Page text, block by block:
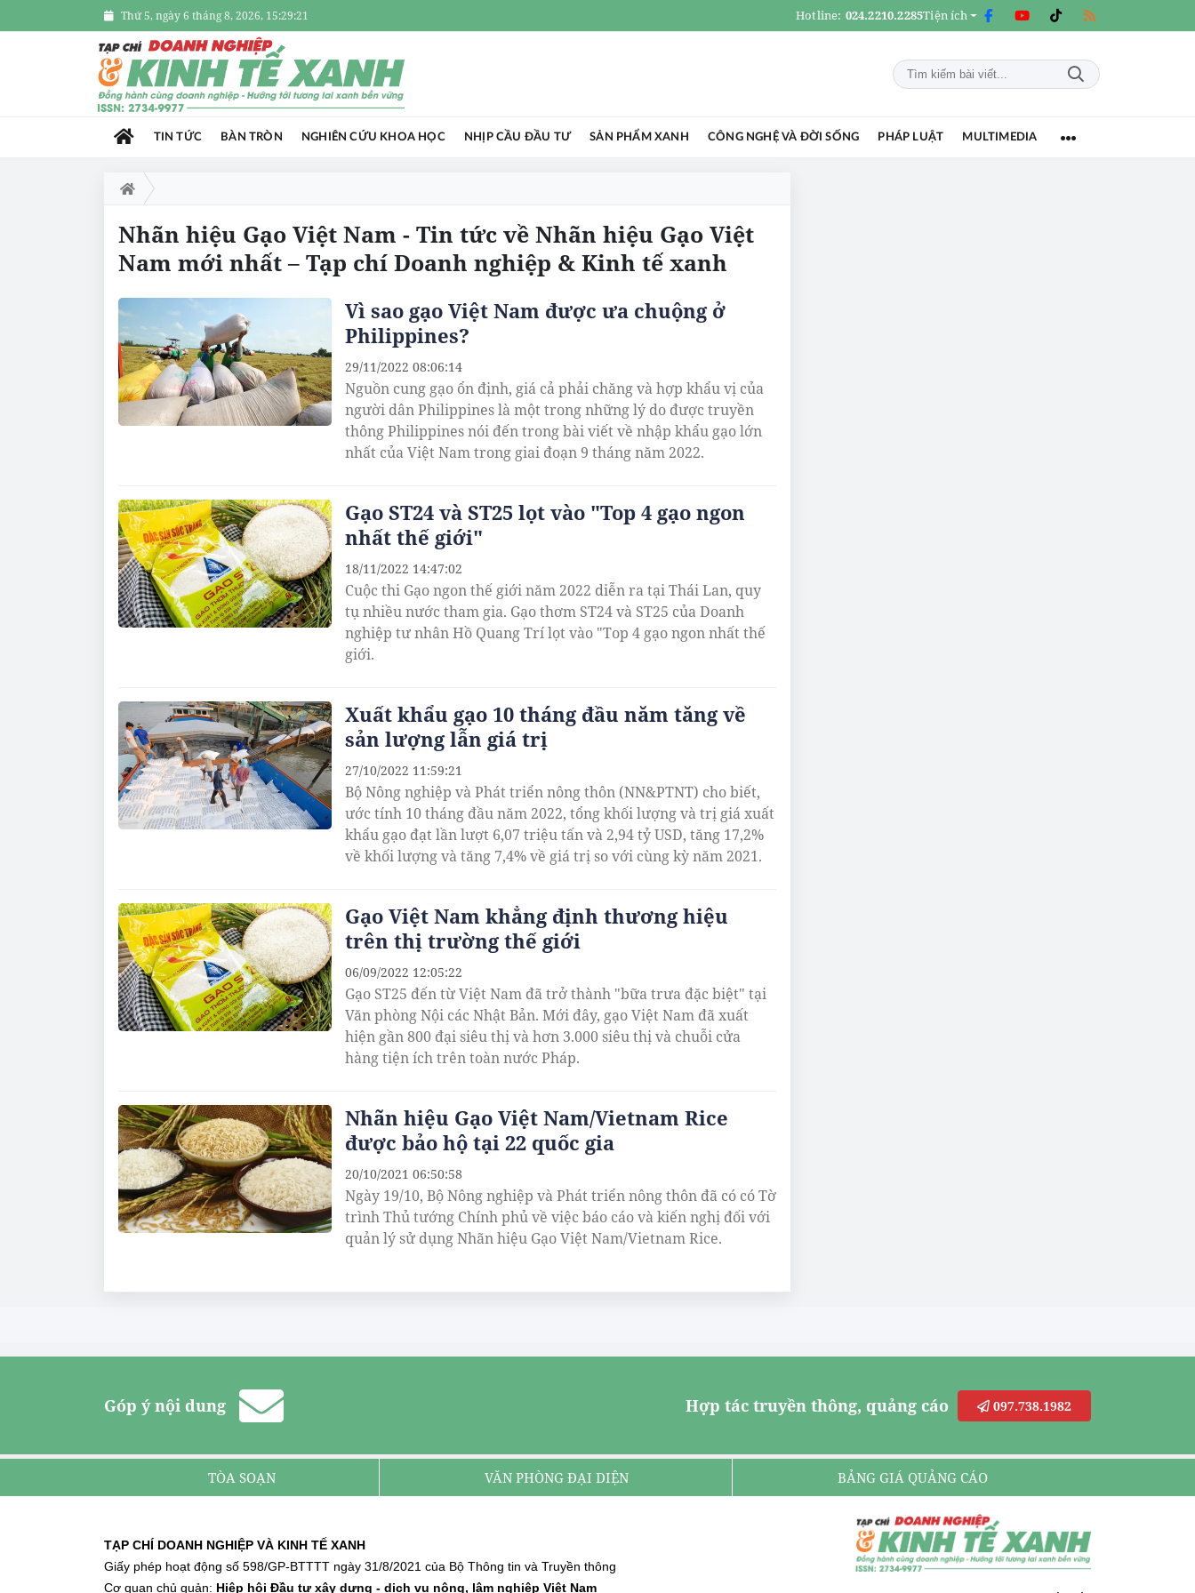
Thứ 5, ngày 6 tháng 8, 2026, 15:29:22 Hotline: 024.2210.2285Tiện ích
TIN TỨC BÀN TRÒN NGHIÊN CỨU KHOA HỌC NHỊP CẦU ĐẦU TƯ SẢN PHẨM XANH CÔNG NGHỆ VÀ ĐỜI SỐNG PHÁP LUẬT MULTIMEDIA
Nhãn hiệu Gạo Việt Nam - Tin tức về Nhãn hiệu Gạo Việt
Nam mới nhất – Tạp chí Doanh nghiệp & Kinh tế xanh
Vì sao gạo Việt Nam được ưa chuộng ở
Philippines?
Nguồn cung gạo ổn định, giá cả phải chăng và hợp khẩu vị của
người dân Philippines là một trong những lý do được truyền
thông Philippines nói đến trong bài viết về nhập khẩu gạo lớn
nhất của Việt Nam trong giai đoạn 9 tháng năm 2022.
29/11/2022 08:06:14
Gạo ST24 và ST25 lọt vào "Top 4 gạo ngon
nhất thế giới"
Cuộc thi Gạo ngon thế giới năm 2022 diễn ra tại Thái Lan, quy
tụ nhiều nước tham gia. Gạo thơm ST24 và ST25 của Doanh
nghiệp tư nhân Hồ Quang Trí lọt vào "Top 4 gạo ngon nhất thế
giới.
18/11/2022 14:47:02
Xuất khẩu gạo 10 tháng đầu năm tăng về
sản lượng lẫn giá trị
Bộ Nông nghiệp và Phát triển nông thôn (NN&PTNT) cho biết,
ước tính 10 tháng đầu năm 2022, tổng khối lượng và trị giá xuất
khẩu gạo đạt lần lượt 6,07 triệu tấn và 2,94 tỷ USD, tăng 17,2%
về khối lượng và tăng 7,4% về giá trị so với cùng kỳ năm 2021.
27/10/2022 11:59:21
Gạo Việt Nam khẳng định thương hiệu
trên thị trường thế giới
Gạo ST25 đến từ Việt Nam đã trở thành "bữa trưa đặc biệt" tại
Văn phòng Nội các Nhật Bản. Mới đây, gạo Việt Nam đã xuất
hiện gần 800 đại siêu thị và hơn 3.000 siêu thị và chuỗi cửa
hàng tiện ích trên toàn nước Pháp.
06/09/2022 12:05:22
Nhãn hiệu Gạo Việt Nam/Vietnam Rice
được bảo hộ tại 22 quốc gia
Ngày 19/10, Bộ Nông nghiệp và Phát triển nông thôn đã có có Tờ
trình Thủ tướng Chính phủ về việc báo cáo và kiến nghị đối với
quản lý sử dụng Nhãn hiệu Gạo Việt Nam/Vietnam Rice.
20/10/2021 06:50:58
Góp ý nội dung Hợp tác truyền thông, quảng cáo 097.738.1982
TÒA SOẠN VĂN PHÒNG ĐẠI DIỆN BẢNG GIÁ QUẢNG CÁO
TẠP CHÍ DOANH NGHIỆP VÀ KINH TẾ XANH
Giấy phép hoạt động số 598/GP-BTTTT ngày 31/8/2021 của Bộ Thông tin và Truyền thông
Cơ quan chủ quản: Hiệp hội Đầu tư xây dựng - dịch vụ nông, lâm nghiệp Việt Nam